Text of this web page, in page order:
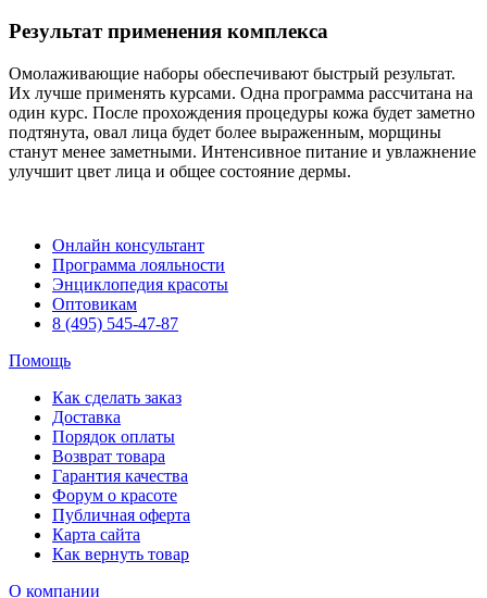
Результат применения комплекса
Омолаживающие наборы обеспечивают быстрый результат.
Их лучше применять курсами. Одна программа рассчитана на
один курс. После прохождения процедуры кожа будет заметно
подтянута, овал лица будет более выраженным, морщины
станут менее заметными. Интенсивное питание и увлажнение
улучшит цвет лица и общее состояние дермы.
Онлайн консультант
Программа лояльности
Энциклопедия красоты
Оптовикам
8 (495) 545-47-87
Помощь
Как сделать заказ
Доставка
Порядок оплаты
Возврат товара
Гарантия качества
Форум о красоте
Публичная оферта
Карта сайта
Как вернуть товар
О компании